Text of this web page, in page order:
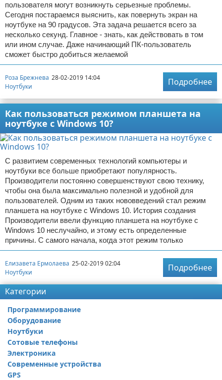
пользователя могут возникнуть серьезные проблемы.
Сегодня постараемся выяснить, как повернуть экран на
ноутбуке на 90 градусов. Эта задача решается всего за
несколько секунд. Главное - знать, как действовать в том
или ином случае. Даже начинающий ПК-пользователь
сможет быстро добиться желаемой
Роза Брежнева 28-02-2019 14:04
Ноутбуки
Подробнее
Как пользоваться режимом планшета на
ноутбуке с Windows 10?
С развитием современных технологий компьютеры и
ноутбуки все больше приобретают популярность.
Производители постоянно совершенствуют свою технику,
чтобы она была максимально полезной и удобной для
пользователей. Одним из таких нововведений стал режим
планшета на ноутбуке с Windows 10. История создания
Производители ввели функцию планшета на ноутбуке с
Windows 10 неслучайно, и этому есть определенные
причины. С самого начала, когда этот режим только
Елизавета Ермолаева 25-02-2019 02:04
Ноутбуки
Подробнее
Категории
Программирование
Оборудование
Ноутбуки
Сотовые телефоны
Электроника
Современные устройства
GPS